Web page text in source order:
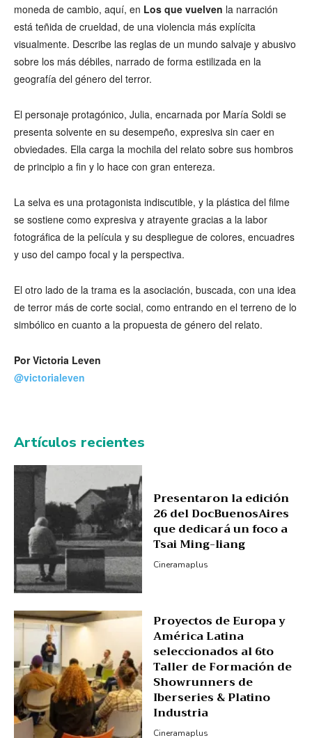
moneda de cambio, aquí, en Los que vuelven la narración
está teñida de crueldad, de una violencia más explícita
visualmente. Describe las reglas de un mundo salvaje y abusivo
sobre los más débiles, narrado de forma estilizada en la
geografía del género del terror.
El personaje protagónico, Julia, encarnada por María Soldi se
presenta solvente en su desempeño, expresiva sin caer en
obviedades. Ella carga la mochila del relato sobre sus hombros
de principio a fin y lo hace con gran entereza.
La selva es una protagonista indiscutible, y la plástica del filme
se sostiene como expresiva y atrayente gracias a la labor
fotográfica de la película y su despliegue de colores, encuadres
y uso del campo focal y la perspectiva.
El otro lado de la trama es la asociación, buscada, con una idea
de terror más de corte social, como entrando en el terreno de lo
simbólico en cuanto a la propuesta de género del relato.
Por Victoria Leven
@victorialeven
Artículos recientes
Presentaron la edición
26 del DocBuenosAires
que dedicará un foco a
Tsai Ming-liang
Cineramaplus
Proyectos de Europa y
América Latina
seleccionados al 6to
Taller de Formación de
Showrunners de
Iberseries & Platino
Industria
Cineramaplus